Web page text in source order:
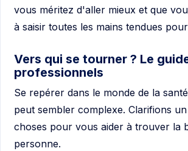
vous méritez d'aller mieux et que
à saisir toutes les mains tendues
Vers qui se tourner ? Le
professionnels
Se repérer dans le monde de la
peut sembler complexe. Clarifions
choses pour vous aider à trouver la
personne.